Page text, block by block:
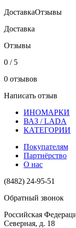
ДоставкаОтзывы
Доставка
Отзывы
0 / 5
0 отзывов
Написать отзыв
ИНОМАРКИ
ВАЗ / LADA
КАТЕГОРИИ
Покупателям
Партнёрство
О нас
(8482) 24-95-51
Обратный звонок
Российская
Северная, д. 18